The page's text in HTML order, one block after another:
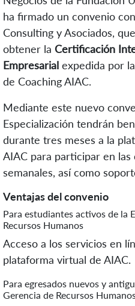
ha firmado un convenio
Consulting y Asociados,
obtener la Certificación
Empresarial expedida por
de Coaching AIAC.
Mediante este nuevo
Especialización tendrán
durante tres meses a la
AIAC para participar en las
semanales, así como
Ventajas del convenio
Para estudiantes activos de la
Recursos Humanos
Acceso a los servicios en
plataforma virtual de AIAC.
Para egresados nuevos y
Gerencia de Recursos